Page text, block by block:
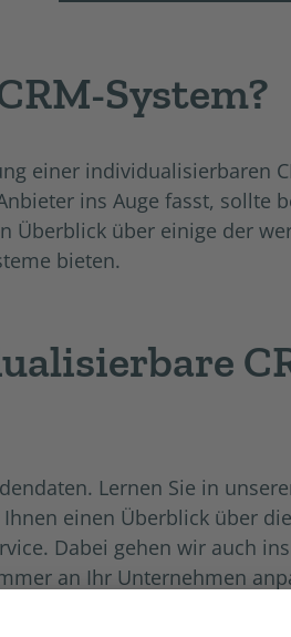
System?
einer individualisierbaren
ins Auge fasst, sollte
über einige der
bieten.
Lernen Sie in
einen Überblick über
Dabei gehen wir auch
an Ihr Unternehmen